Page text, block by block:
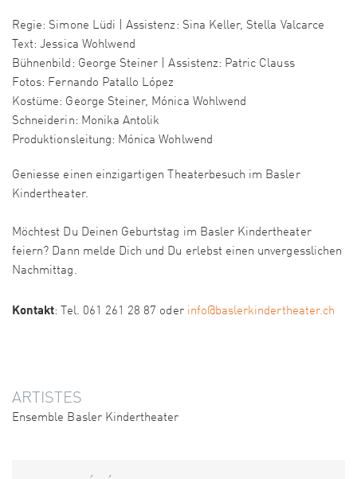
Regie: Simone Lüdi | Assistenz: Sina Keller, Stella Valcarce
Text: Jessica Wohlwend
Bühnenbild: George Steiner | Assistenz: Patric Clauss
Fotos: Fernando Patallo López
Kostüme: George Steiner, Mónica Wohlwend
Schneiderin: Monika Antolik
Produktionsleitung: Mónica Wohlwend
Geniesse einen einzigartigen Theaterbesuch im Basler
Kindertheater.
Möchtest Du Deinen Geburtstag im Basler Kindertheater
feiern? Dann melde Dich und Du erlebst einen unvergesslichen
Nachmittag.
Kontakt: Tel. 061 261 28 87 oder info@baslerkindertheater.ch
ARTISTES
Ensemble Basler Kindertheater